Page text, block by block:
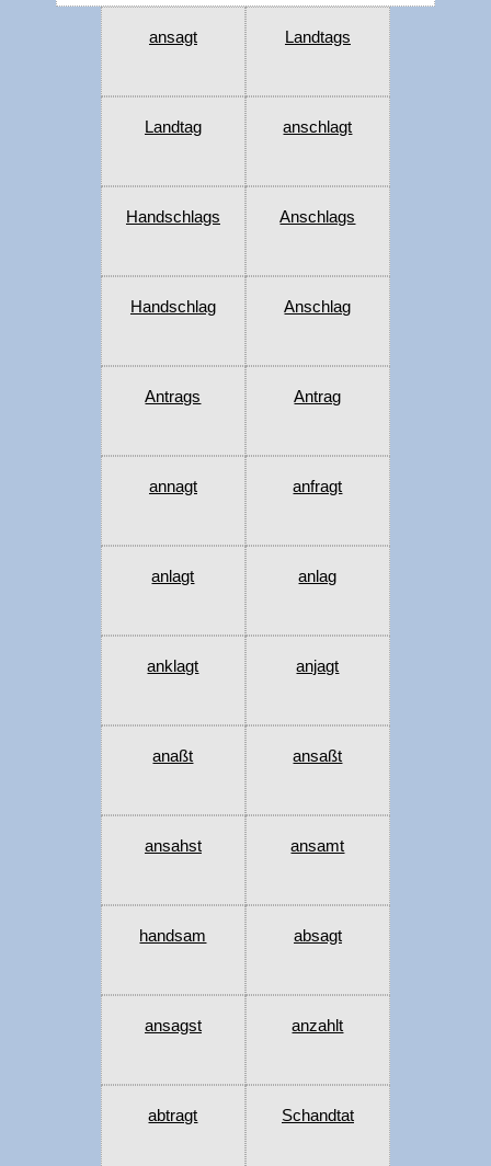
ansagt Landtags
Landtag anschlagt
Handschlags Anschlags
Handschlag Anschlag
Antrags Antrag
annagt anfragt
anlagt anlag
anklagt anjagt
anaßt ansaßt
ansahst ansamt
handsam absagt
ansagst anzahlt
abtragt Schandtat